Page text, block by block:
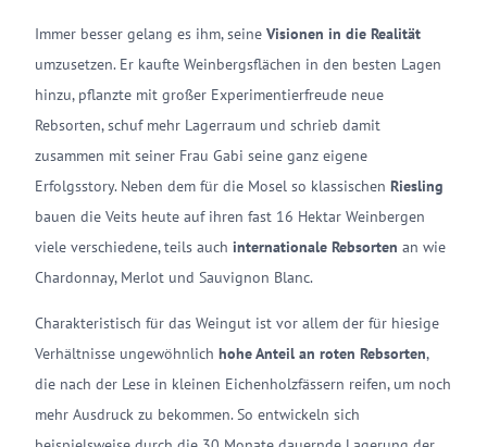
Immer besser gelang es ihm, seine Visionen in die Realität
umzusetzen. Er kaufte Weinbergsflächen in den besten Lagen
hinzu, pflanzte mit großer Experimentierfreude neue
Rebsorten, schuf mehr Lagerraum und schrieb damit
zusammen mit seiner Frau Gabi seine ganz eigene
Erfolgsstory. Neben dem für die Mosel so klassischen Riesling
bauen die Veits heute auf ihren fast 16 Hektar Weinbergen
viele verschiedene, teils auch internationale Rebsorten an wie
Chardonnay, Merlot und Sauvignon Blanc.
Charakteristisch für das Weingut ist vor allem der für hiesige
Verhältnisse ungewöhnlich hohe Anteil an roten Rebsorten,
die nach der Lese in kleinen Eichenholzfässern reifen, um noch
mehr Ausdruck zu bekommen. So entwickeln sich